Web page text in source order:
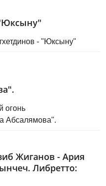
- "Юксыну"
огонь
Абсалямова".
Жиганов - Ария
Либретто: